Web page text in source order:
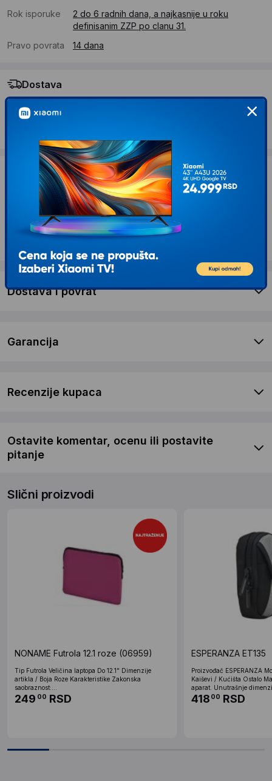
Rok isporuke
2 do 6 radnih dana, a najkasnije u roku
definisanim ZZP po clanu 31.
Pravo povrata
14 dana
Dostava
Standardna dostava se očekuje u roku od 2 do 6 radnih
dana
Želite li ponudu za firmu?
Kontaktirajte nas
Opis proizvoda NONAME Torba za laptop NBT
15.6 inča NoNAME M3 Black
Dostava i povrat
Garancija
Recenzije kupaca
Ostavite komentar, ocenu ili postavite
pitanje
Slični proizvodi
NONAME Futrola 12.1 roze (06959)
Tip Futrola Veličina laptopa Do 12.1" Dimenzije
artikla / Boja Roze Karakteristike Zakonska
saobraznost:...
249 00 RSD
ESPERANZA ET135
Proizvođač ESPERANZA
Kaiševi / Kućišta Ostalo
aparat. Unutrašnje
418 00 RSD